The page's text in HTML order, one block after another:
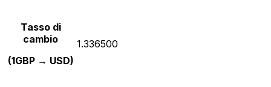
Tasso di
cambio
(1GBP → USD)
1.336500